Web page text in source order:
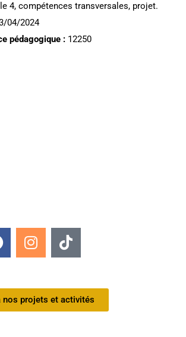
4, compétences transversales, projet.
04/2024
pédagogique :12250
nos projets et activités